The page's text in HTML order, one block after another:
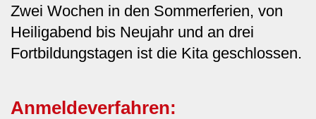
Zwei Wochen in den Sommerferien, von
Heiligabend bis Neujahr und an drei
Fortbildungstagen ist die Kita geschlossen.
Anmeldeverfahren: